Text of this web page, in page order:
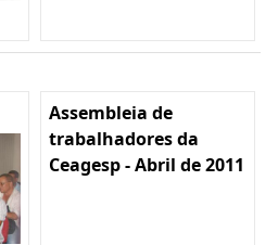
Assembleia de
trabalhadores da
Ceagesp - Abril de 2011